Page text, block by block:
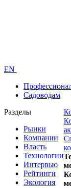
EN
Садоводам
Разделы
Рынки
Компании
Власть
Технологии
Интервью
Рейтинги
Экология